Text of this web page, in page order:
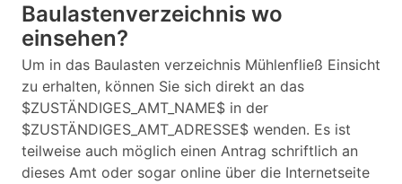
Baulastenverzeichnis wo
einsehen?
Um in das Baulasten verzeichnis Mühlenfließ Einsicht
zu erhalten, können Sie sich direkt an das
$ZUSTÄNDIGES_AMT_NAME$ in der
$ZUSTÄNDIGES_AMT_ADRESSE$ wenden. Es ist
teilweise auch möglich einen Antrag schriftlich an
dieses Amt oder sogar online über die Internetseite